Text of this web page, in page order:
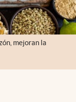
mejoran la